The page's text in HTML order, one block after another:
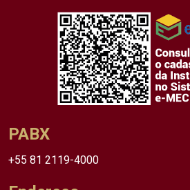
PABX
+55 81 2119-4000